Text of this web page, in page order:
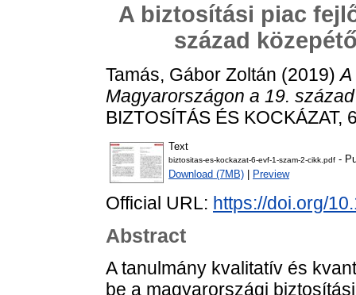
A biztosítási piac
század
Tamás, Gábor Zoltán (2019)A
Magyarországon a 19.
BIZTOSÍTÁS ÉS
Text
biztositas-es-kockazat-6-evf-1-szam-2-cikk.pdf -
Download (7MB)
Preview
Official URL: https://doi.org/
Abstract
A tanulmány kvalitatív és
be a magyarországi